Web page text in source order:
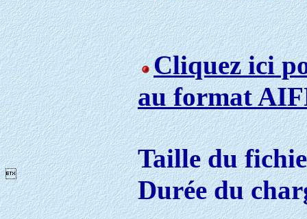
Cliquez ici
au format

Taille du
Durée du